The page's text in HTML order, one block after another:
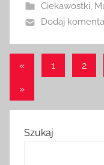
Ciekawostki,
Dodaj
wpisów
«Poprzednie
1 2
Następne
»
Szukaj